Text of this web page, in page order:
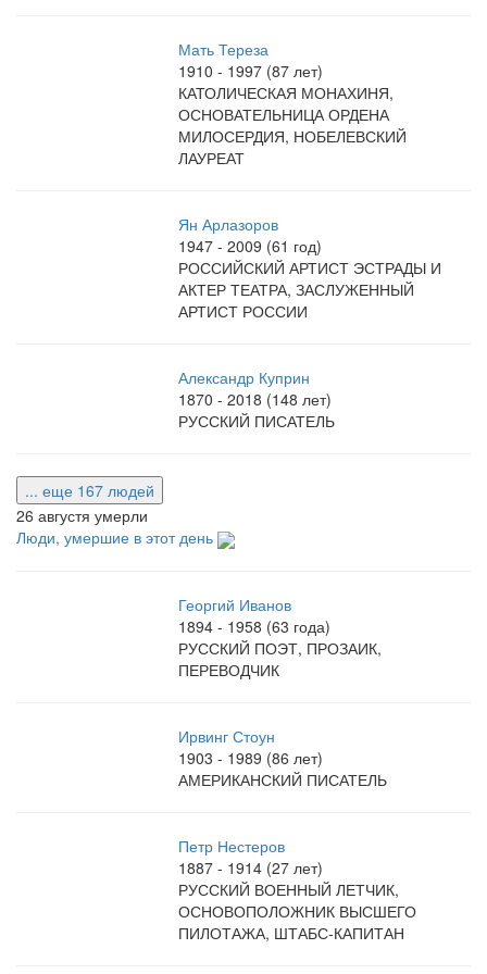
Мать Тереза
1910 - 1997 (87 лет)
КАТОЛИЧЕСКАЯ МОНАХИНЯ,
ОСНОВАТЕЛЬНИЦА ОРДЕНА
МИЛОСЕРДИЯ, НОБЕЛЕВСКИЙ
ЛАУРЕАТ
Ян Арлазоров
1947 - 2009 (61 год)
РОССИЙСКИЙ АРТИСТ ЭСТРАДЫ И
АКТЕР ТЕАТРА, ЗАСЛУЖЕННЫЙ
АРТИСТ РОССИИ
Александр Куприн
1870 - 2018 (148 лет)
РУССКИЙ ПИСАТЕЛЬ
... еще 167 людей
26 августя умерли
Люди, умершие в этот день
Георгий Иванов
1894 - 1958 (63 года)
РУССКИЙ ПОЭТ, ПРОЗАИК,
ПЕРЕВОДЧИК
Ирвинг Стоун
1903 - 1989 (86 лет)
АМЕРИКАНСКИЙ ПИСАТЕЛЬ
Петр Нестеров
1887 - 1914 (27 лет)
РУССКИЙ ВОЕННЫЙ ЛЕТЧИК,
ОСНОВОПОЛОЖНИК ВЫСШЕГО
ПИЛОТАЖА, ШТАБС-КАПИТАН